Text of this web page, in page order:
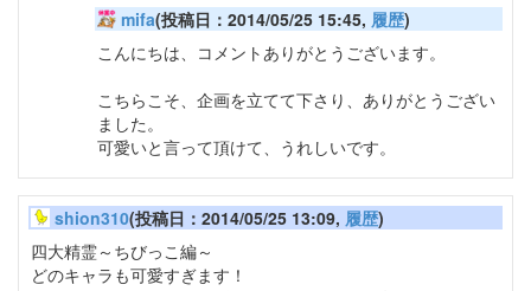
mifa(投稿日：2014/05/25 15:45, 履歴)
こんにちは、コメントありがとうございます。
こちらこそ、企画を立てて下さり、ありがとうござい
ました。
可愛いと言って頂けて、うれしいです。
shion310(投稿日：2014/05/25 13:09, 履歴)
四大精霊～ちびっこ編～
どのキャラも可愛すぎます！